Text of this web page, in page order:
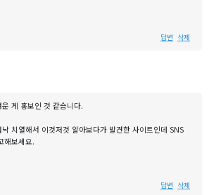
답변 삭제
게 홍보인 것 같습니다.
치열해서 이것저것 알아보다가 발견한 사이트인데 SNS
해보세요.
답변 삭제